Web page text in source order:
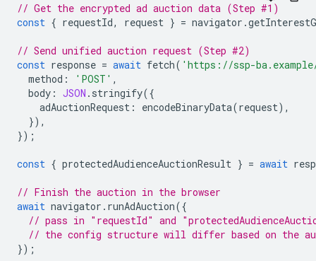
// Get the encrypted ad auction data (Step #1)
const { requestId, request } = navigator .
// Send unified auction request (Step #2)
const response = await fetch( 'https://ssp-
method : 'POST' ,
body : JSON . stringify({
adAuctionRequest : encodeBinaryData(request),
}),
});
const { protectedAudienceAuctionResult } = await
// Finish the auction in the browser
await navigator . runAdAuction({
// pass in "requestId" and
// the config structure will differ based on the
});